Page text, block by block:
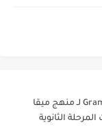
شرح قواعد الإنجليزية Grammar لـ منهج ميقا